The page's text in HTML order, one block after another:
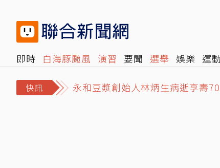
即時 白海豚颱風 演習 要聞 選舉 娛樂 運動
快訊
永和豆漿創始人林炳生病逝享壽
白海豚颱風來襲 連江縣明日停班